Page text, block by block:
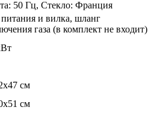
50 Гц, Стекло: Франция
и вилка, шланг
газа (в комплект не входит)
см
см